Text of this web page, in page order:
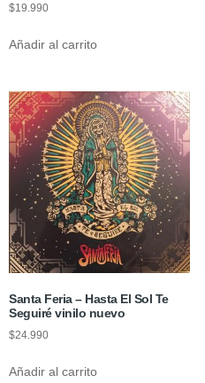
$19.990
Añadir al carrito
Santa Feria ‎– Hasta El Sol Te
Seguiré vinilo nuevo
$24.990
Añadir al carrito